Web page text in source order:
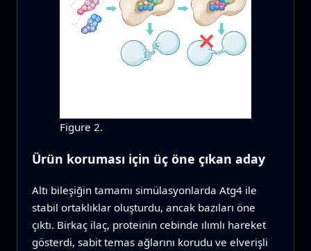
Figure 2.
Ürün koruması için üç öne çıkan aday
Altı bileşiğin tamamı simülasyonlarda Atg4 ile
stabil ortaklıklar oluşturdu, ancak bazıları öne
çıktı. Birkaç ilaç, proteinin cebinde ılımlı hareket
gösterdi, sabit temas ağlarını korudu ve elverişli